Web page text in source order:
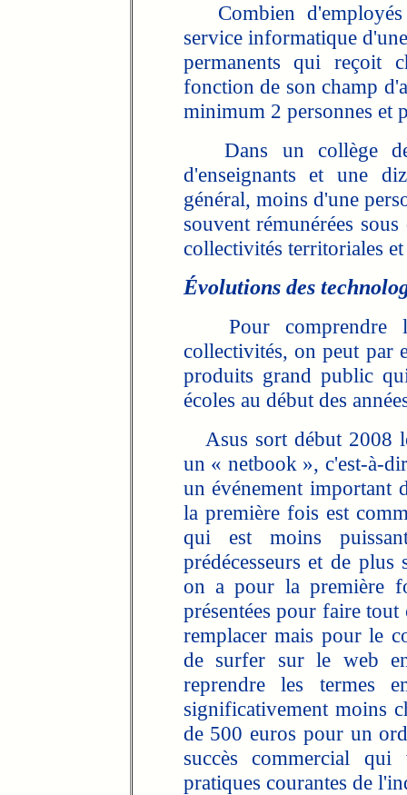
Combien d'employés
service informatique
permanents qui reçoit
fonction de son champ
minimum 2 personnes et
Dans un collège de
d'enseignants et une
général, moins d'une
souvent rémunérées
collectivités territoriales
Évolutions des
Pour comprendre
collectivités, on peut par
produits grand public
écoles au début des
Asus sort début 2008
un « netbook », c'est-à-
un événement important
la première fois est
qui est moins
prédécesseurs et de
on a pour la première
présentées pour faire
remplacer mais pour le
de surfer sur le web
reprendre les termes
significativement moins
de 500 euros pour un
succès commercial
pratiques courantes de